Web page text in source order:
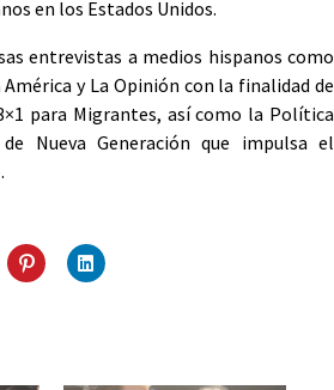
en los Estados Unidos.
entrevistas a medios hispanos como
y La Opinión con la finalidad de
para Migrantes, así como la Política
Nueva Generación que impulsa el